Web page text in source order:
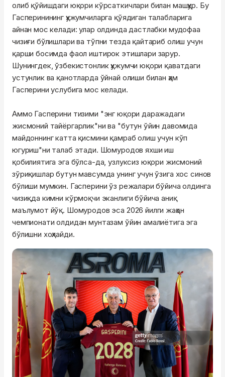
олиб қўйишдаги юқори кўрсаткичлари билан машҳур. Бу
Гасперинининг ҳужумчиларга қўядиган талабларига
айнан мос келади: улар олдинда дастлабки мудофаа
чизиғи бўлишлари ва тўпни тезда қайтариб олиш учун
қарши босимда фаол иштирок этишлари зарур.
Шунингдек, ўзбекистонлик ҳужумчи юқори қаватдаги
устунлик ва қанотларда ўйнай олиши билан ҳам
Гасперини услубига мос келади.
Аммо Гасперини тизими "энг юқори даражадаги
жисмоний тайёргарлик"ни ва "бутун ўйин давомида
майдоннинг катта қисмини қамраб олиш учун кўп
югуриш"ни талаб этади. Шомуродов яхши иш
қобилиятига эга бўлса-да, узлуксиз юқори жисмоний
зўриқишлар бутун мавсумда унинг учун ўзига хос синов
бўлиши мумкин. Гасперини ўз режалари бўйича олдинга
чизиқда кимни кўрмоқчи эканлиги бўйича аниқ
маълумот йўқ. Шомуродов эса 2026 йилги жаҳон
чемпионати олдидан мунтазам ўйин амалиётига эга
бўлишни хоҳлайди.